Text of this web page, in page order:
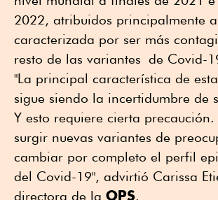
2022, atribuidos principalmente
caracterizada por ser más
resto de las variantes de Covid-
"La principal característica de
sigue siendo la incertidumbre de
Y esto requiere cierta precaución.
surgir nuevas variantes de
cambiar por completo el perfil
del Covid-19", advirtió Carissa
directora de la OPS.